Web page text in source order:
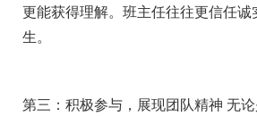
更能获得理解。班主任往往更信任
生。
第三：积极参与，展现团队精神 无